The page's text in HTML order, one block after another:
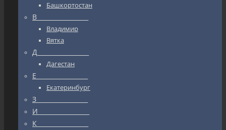
Башкортостан
В_________________
Владимир
Вятка
Д_________________
Дагестан
Е_________________
Екатеринбург
З_________________
И_________________
К_________________